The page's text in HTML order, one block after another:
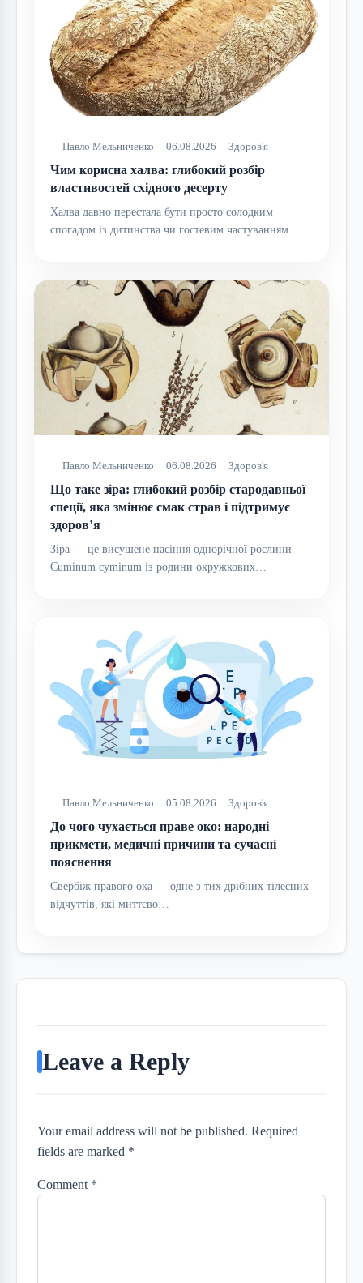
Павло Мельниченко 06.08.2026 Здоров'я
Чим корисна халва: глибокий розбір
властивостей східного десерту
Халва давно перестала бути просто солодким
спогадом із дитинства чи гостевим частуванням.…
Павло Мельниченко 06.08.2026 Здоров'я
Що таке зіра: глибокий розбір стародавньої
спеції, яка змінює смак страв і підтримує
здоров’я
Зіра — це висушене насіння однорічної рослини
Cuminum cyminum із родини окружкових…
Павло Мельниченко 05.08.2026 Здоров'я
До чого чухається праве око: народні
прикмети, медичні причини та сучасні
пояснення
Свербіж правого ока — одне з тих дрібних тілесних
відчуттів, які миттєво…
Leave a Reply
Your email address will not be published. Required
fields are marked *
Comment *